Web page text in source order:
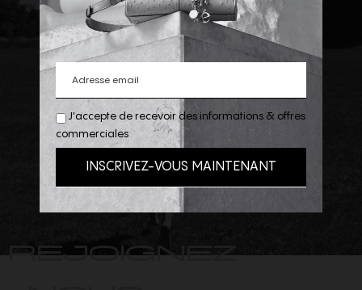
REJOIGNEZ
J'accepte de recevoir des informations & offres
commerciales